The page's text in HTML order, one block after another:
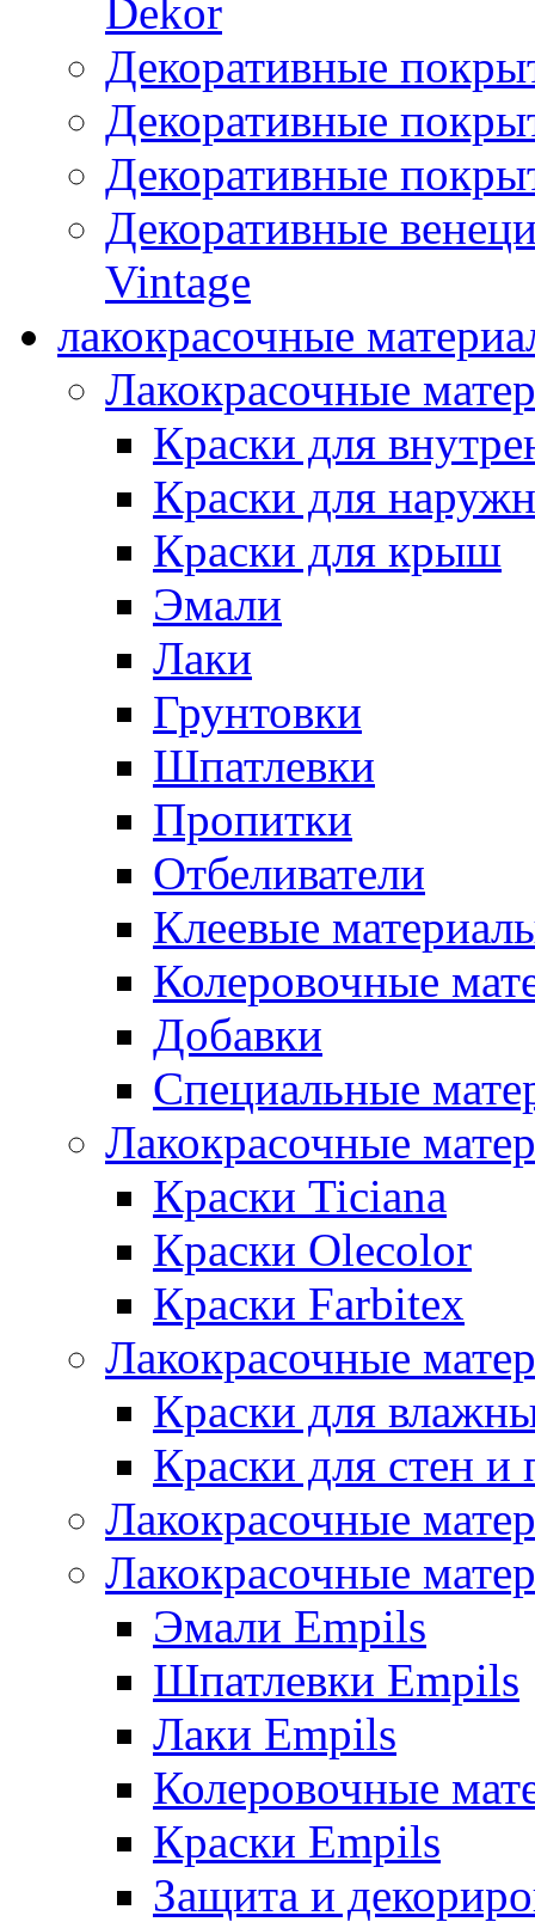
Dekor
Декоративные
Декоративные
Декоративные
Декоративные
Vintage
лакокрасочные
Лакокрасочные
Краски для
Краски для
Краски для крыш
Эмали
Лаки
Грунтовки
Шпатлевки
Пропитки
Отбеливатели
Клеевые
Колеровочные
Добавки
Специальные
Лакокрасочные
Краски Ticiana
Краски Olecolor
Краски Farbitex
Лакокрасочные
Краски для
Краски для стен и
Лакокрасочные
Лакокрасочные
Эмали Empils
Шпатлевки Empils
Лаки Empils
Колеровочные
Краски Empils
Защита и